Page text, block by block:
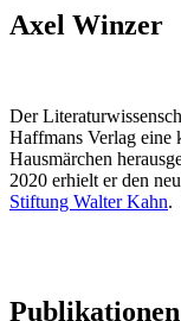
Axel Winzer
Der
Haffmans Verlag eine
Hausmärchen
2020 erhielt er den
Stiftung Walter Kahn.
Publikationen